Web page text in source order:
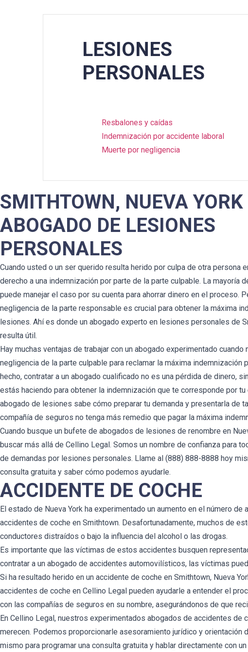
LESIONES
PERSONALES
Resbalones y caídas
Indemnización por accidente laboral
Muerte por negligencia
SMITHTOWN, NUEVA YORK
ABOGADO DE LESIONES
PERSONALES
Cuando usted o un ser querido resulta herido por culpa de otra persona
derecho a una indemnización por parte de la parte culpable. La mayoría
puede manejar el caso por su cuenta para ahorrar dinero en el proceso.
negligencia de la parte responsable es crucial para obtener la máxima
lesiones. Ahí es donde un abogado experto en lesiones personales de
resulta útil.
Hay muchas ventajas de trabajar con un abogado experimentado
negligencia de la parte culpable para reclamar la máxima indemnización
hecho, contratar a un abogado cualificado no es una pérdida de dinero,
estás haciendo para obtener la indemnización que te corresponde por tu
abogado de lesiones sabe cómo preparar tu demanda y presentarla de
compañía de seguros no tenga más remedio que pagar la máxima
Cuando busque un bufete de abogados de lesiones de renombre en
buscar más allá de Cellino Legal. Somos un nombre de confianza para
de demandas por lesiones personales. Llame al (888) 888-8888 hoy
consulta gratuita y saber cómo podemos ayudarle.
ACCIDENTE DE COCHE
El estado de Nueva York ha experimentado un aumento en el número
accidentes de coche en Smithtown. Desafortunadamente, muchos de
conductores distraídos o bajo la influencia del alcohol o las drogas.
Es importante que las víctimas de estos accidentes busquen
contratar a un abogado de accidentes automovilísticos, las víctimas
Si ha resultado herido en un accidente de coche en Smithtown, Nueva
accidentes de coche en Cellino Legal pueden ayudarle a entender el
con las compañías de seguros en su nombre, asegurándonos de que
En Cellino Legal, nuestros experimentados abogados de accidentes
merecen. Podemos proporcionarle asesoramiento jurídico y
mismo para programar una consulta gratuita y hablar directamente con